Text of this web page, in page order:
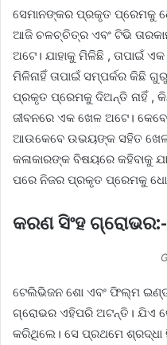
ସେମାନଙ୍କର ପ୍ରକୃତ ପ୍ରେମକୁ
ଆଜି ଚଳଚ୍ଚିତ୍ର ଏବଂ ଟିଭି
ଅଟେ। ଯାହାକୁ ମିଳିଛି , ତାପାଇଁ
ମିଳିନାହିଁ ତାପାଇଁ ସମ୍ପର୍କର କିଛି
ପ୍ରକୃତ ପ୍ରେମକୁ ଦିଅନ୍ତି ନାହିଁ ,
ଜୀବନରେ ଏକ ଖେଳ ଅଟେ।
ଆଉକେବେ ଉଭୟଙ୍କ ସହିତ
କଳାକାରଙ୍କ ବିଷୟରେ କହିବାକୁ
ପରେ ନିଜର ପ୍ରକୃତ ପ୍ରେମକୁ
କରଣ ସିଂହ ଗ୍ରୋଭର:-
ଟେଲିଭିଜନ ଶୋ ଏବଂ ଫିଲ୍ମ
ଗ୍ରୋଭର ଏହିପରି ଅଟନ୍ତି। ଯିଏ
କରିଥିଲେ। ସେ ପ୍ରଥମେ ଶ୍ରଦ୍ଧା